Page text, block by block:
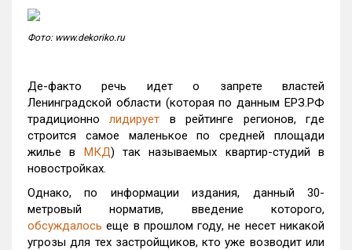
Фото: www.dekoriko.ru
Де-факто речь идет о запрете властей
Ленинградской области (которая по данным ЕРЗ.РФ
традиционнолидирует в рейтинге регионов, где
строится самое маленькое по средней площади
жилье в МКД) так называемых квартир-студий в
новостройках.
Однако, по информации издания, данный 30-
метровый норматив, введение которого,
обсуждалось еще в прошлом году, не несет никакой
угрозы для тех застройщиков, кто уже возводит или